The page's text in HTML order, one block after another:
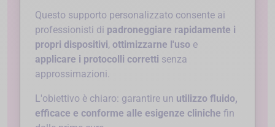
Questo supporto personalizzato consente ai
professionisti di padroneggiare rapidamente i
propri dispositivi, ottimizzarne l'uso e
applicare i protocolli corretti senza
approssimazioni.
L'obiettivo è chiaro: garantire un utilizzo fluido,
efficace e conforme alle esigenze cliniche fin